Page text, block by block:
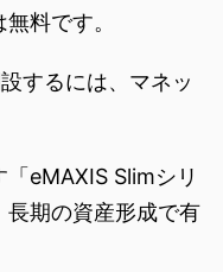
料です。
するには、マネッ
eMAXIS Slimシリ
長期の資産形成で有